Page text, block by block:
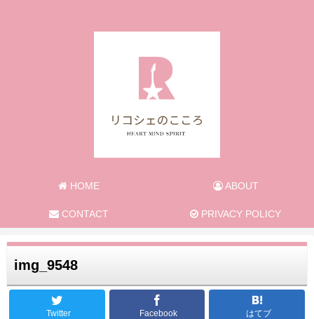
HOME ABOUT
CONTACT PRIVACY POLICY
img_9548
Twitter Facebook はてブ